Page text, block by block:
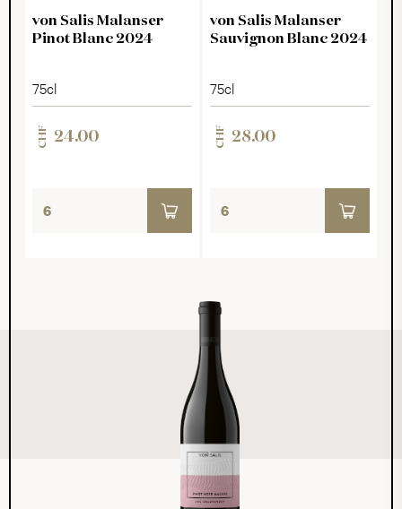
von Salis Malanser
Pinot Blanc 2024
75cl
CHF 24.00
von Salis Malanser
Sauvignon Blanc 2024
75cl
CHF 28.00